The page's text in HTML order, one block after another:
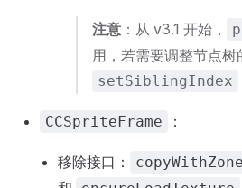
注意 ：从 v3.1 开始，
用，若需要调整节点树
setSiblingIndex
CCSpriteFrame ：
移除接口： copyWithZone